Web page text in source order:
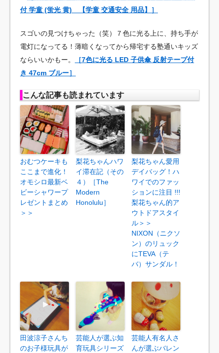
付 学童 (蛍光 黄) 【学童 交通安全 用品】］
スゴいの見つけちゃった（笑）７色に光る上に、持ち手が
電灯になってる！薄暗くなってから帰宅する塾通いキッズ
ならいいかもー。
［7色に光る LED 子供傘 反射テープ付
き 47cm ブルー］
こんな記事も読まれています
おむつケーキも
ここまで進化！
オモシロ最新ベ
ビーシャワープ
レゼントまとめ
＞＞
梨花ちゃんハワ
イ滞在記（その
４）［The
Modern
Honolulu］
梨花ちゃん愛用
デイバッグ！ハ
ワイでのファッ
ションに注目 !!!
梨花ちゃん的ア
ウトドアスタイ
ル＞＞
NIXON（ニクソ
ン）のリュック
にTEVA（テ
バ）サンダル！
田波涼子さんち
のお子様玩具が
芸能人が選ぶ知
育玩具シリーズ
芸能人有名人さ
んが選ぶバレン